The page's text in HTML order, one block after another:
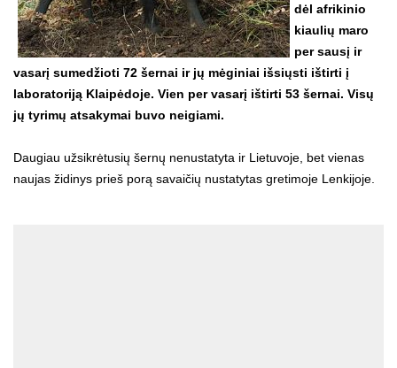
dėl afrikinio
kiaulių maro
per sausį ir
vasarį sumedžioti 72 šernai ir jų mėginiai išsiųsti ištirti į
laboratoriją Klaipėdoje. Vien per vasarį ištirti 53 šernai. Visų
jų tyrimų atsakymai buvo neigiami.
Daugiau užsikrėtusių šernų nenustatyta ir Lietuvoje, bet vienas
naujas židinys prieš porą savaičių nustatytas gretimoje Lenkijoje.